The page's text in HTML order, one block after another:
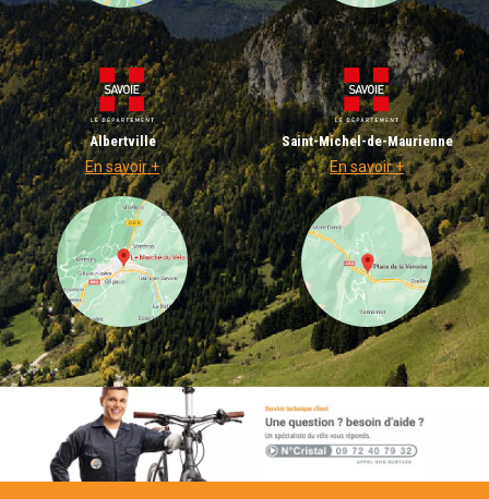
Albertville
En savoir +
Saint-Michel-de-Maurienne
En savoir +